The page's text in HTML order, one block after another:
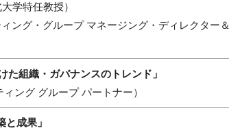
学特任教授）
ング・グループ マネージング・ディレクター＆
組織・ガバナンスのトレンド」
ング グループ パートナー）
成果」